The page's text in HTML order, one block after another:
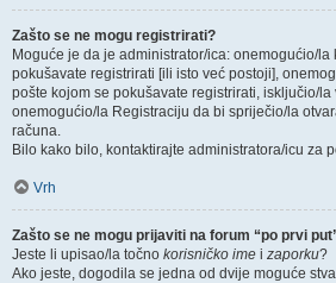
Zašto se ne mogu registrirati?
Moguće je da je administrator/ica: onemogućio/la
pokušavate registrirati [ili isto već postoji],
pošte kojom se pokušavate registrirati, isključio/
onemogućio/la Registraciju da bi spriječio/la
računa.
Bilo kako bilo, kontaktirajte administratora/icu za
Vrh
Zašto se ne mogu prijaviti na forum “po prvi
Jeste li upisao/la točno korisničko ime i zaporku?
Ako jeste, dogodila se jedna od dvije moguće